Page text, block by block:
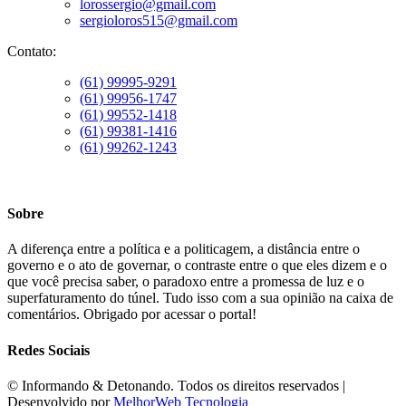
lorossergio@gmail.com
sergioloros515@gmail.com
Contato:
(61) 99995-9291
(61) 99956-1747
(61) 99552-1418
(61) 99381-1416
(61) 99262-1243
Sobre
A diferença entre a política e a politicagem, a distância entre o
governo e o ato de governar, o contraste entre o que eles dizem e o
que você precisa saber, o paradoxo entre a promessa de luz e o
superfaturamento do túnel. Tudo isso com a sua opinião na caixa de
comentários. Obrigado por acessar o portal!
Redes Sociais
©️ Informando & Detonando. Todos os direitos reservados |
Desenvolvido porMelhorWeb Tecnologia